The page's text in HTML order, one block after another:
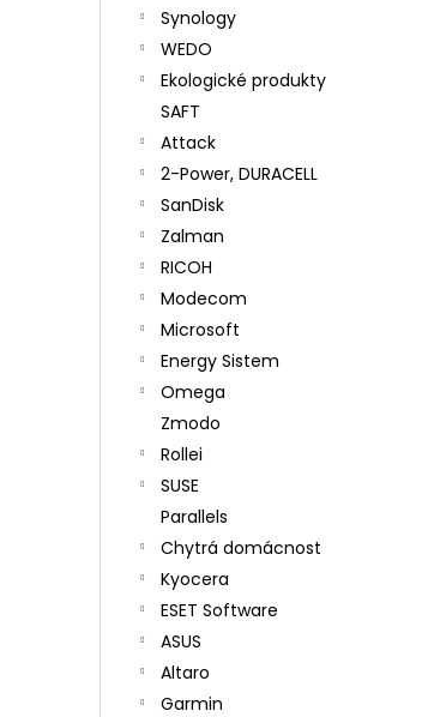
Synology
WEDO
Ekologické produkty
SAFT
Attack
2-Power, DURACELL
SanDisk
Zalman
RICOH
Modecom
Microsoft
Energy Sistem
Omega
Zmodo
Rollei
SUSE
Parallels
Chytrá domácnost
Kyocera
ESET Software
ASUS
Altaro
Garmin